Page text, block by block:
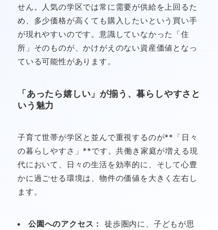
せん。人気の学区では常に需要が供給を上回るた
め、多少価格が高くても購入したいという買い手
が現れやすいのです。意識していなかった「住
所」そのものが、かけがえのない資産価値となっ
ている可能性があります。
「あったら嬉しい」が揃う、暮らしやすさと
いう魅力
子育て世帯が学区と並んで重視するのが**「日々
の暮らしやすさ」**です。共働き家庭が増える現
代において、日々の生活を効率的に、そして心豊
かに過ごせる環境は、物件の価値を大きく左右し
ます。
公園へのアクセス：
徒歩圏内に、子どもが思